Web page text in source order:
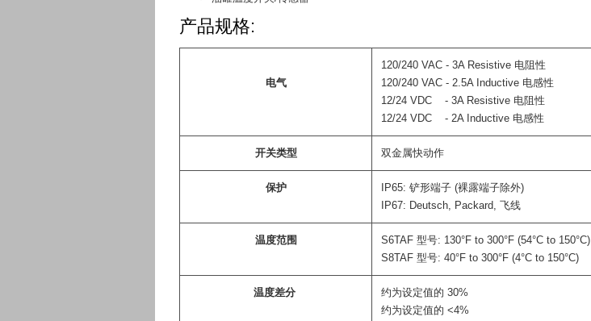
产品规格:
电气
120/240 VAC - 3A Resistive 电阻性
120/240 VAC - 2.5A Inductive 电感性
12/24 VDC - 3A Resistive 电阻性
12/24 VDC - 2A Inductive 电感性
开关类型 双金属快动作
保护
IP65: 铲形端子 (裸露端子除外)
IP67: Deutsch, Packard, 飞线
温度范围
S6TAF 型号: 130°F to 300°F (54°C to 150°C)
S8TAF 型号: 40°F to 300°F (4°C to 150°C)
温度差分
约为设定值的 30%
约为设定值的 <4%